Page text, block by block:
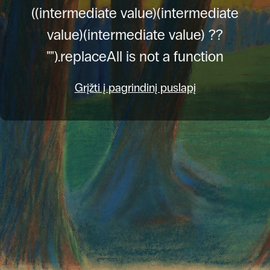
((intermediate value)(intermediate
value)(intermediate value) ??
"").replaceAll is not a function
Grįžti į pagrindinį puslapį